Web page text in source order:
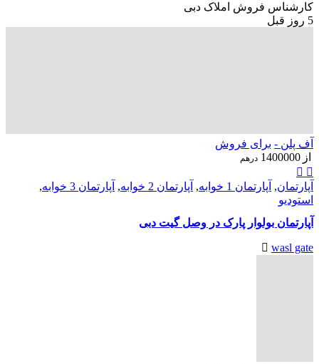
کارشناس فروش املاک دبی
5 روز قبل
آف پلن - برای فروش
از 1400000 درهم
آپارتمان, آپارتمان 1 خوابه , آپارتمان 2 خوابه , آپارتمان 3 خوابه
,
استودیو
آپارتمان بولوار پارک در وصل گیت دبی
wasl gate